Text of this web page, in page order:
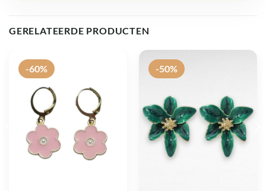
GERELATEERDE PRODUCTEN
-60% -50%